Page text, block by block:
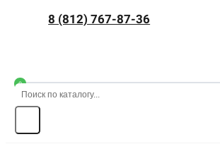
8 (812) 767-87-36
0